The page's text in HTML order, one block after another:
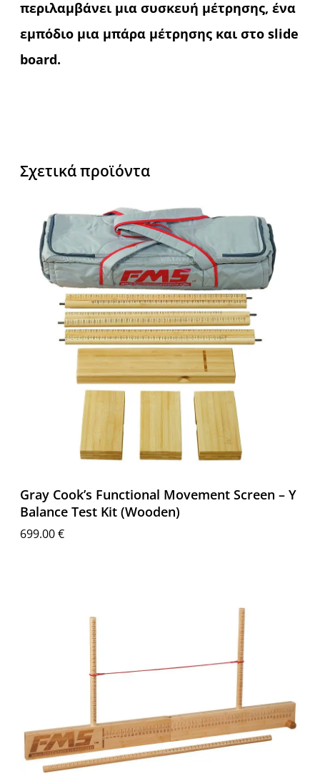
περιλαμβάνει μια συσκευή μέτρησης, ένα
εμπόδιο μια μπάρα μέτρησης και στο slide
board.
Σχετικά προϊόντα
Gray Cook’s Functional Movement Screen – Y
Balance Test Kit (Wooden)
699.00€